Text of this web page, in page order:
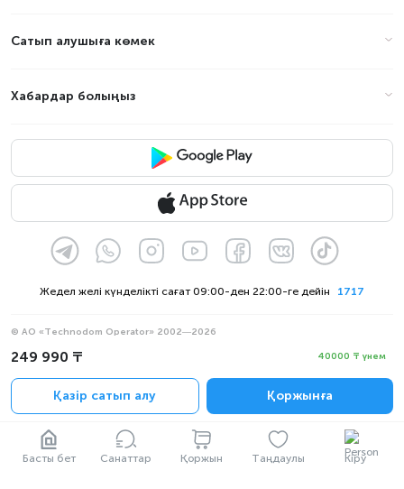
Басты бет Санаттар Қоржын Таңдаулы Кіру
249 990 ₸ 40000 ₸ үнем
Қазір сатып алу Қоржынға
Сатып алушыға көмек
Хабардар болыңыз
1717
Жедел желі күнделікті сағат 09:00-ден 22:00-ге дейін
© АО «Technodom Operator» 2002—2026
Біз қабылдаймыз:
Құпиялылық саясаты